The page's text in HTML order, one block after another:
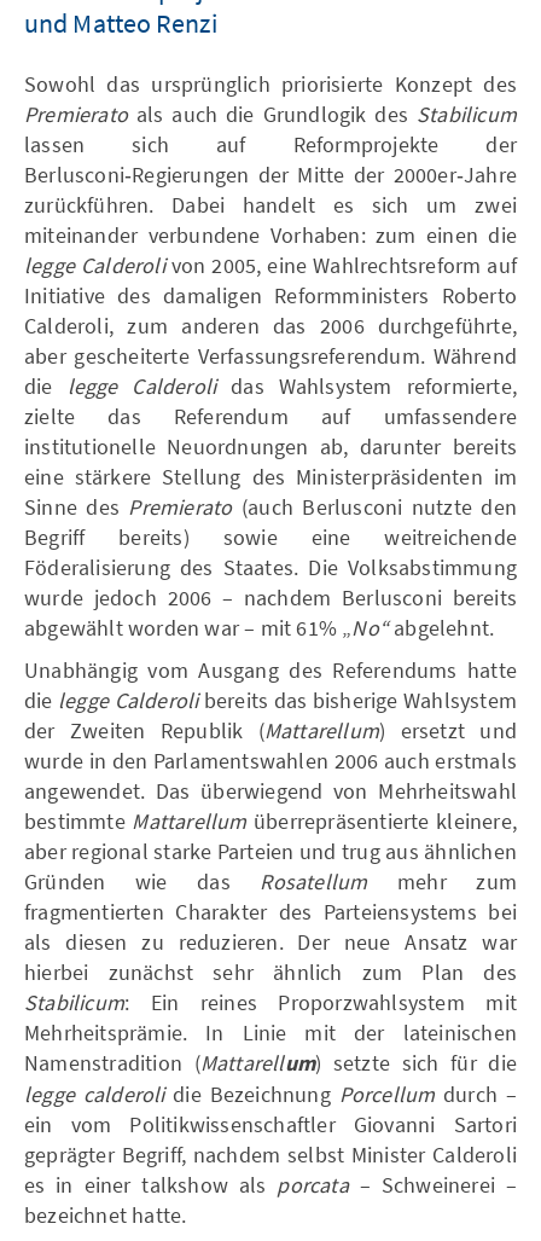
und Matteo Renzi
Sowohl das ursprünglich priorisierte Konzept des
Premieratoals auch die Grundlogik des Stabilicum
lassen sich auf Reformprojekte der
Berlusconi‑Regierungen der Mitte der 2000er‑Jahre
zurückführen. Dabei handelt es sich um zwei
miteinander verbundene Vorhaben: zum einen die
legge Calderolivon 2005, eine Wahlrechtsreform auf
Initiative des damaligen Reformministers Roberto
Calderoli, zum anderen das 2006 durchgeführte,
aber gescheiterte Verfassungsreferendum. Während
die legge Calderolidas Wahlsystem reformierte,
zielte das Referendum auf umfassendere
institutionelle Neuordnungen ab, darunter bereits
eine stärkere Stellung des Ministerpräsidenten im
Sinne des Premierato(auch Berlusconi nutzte den
Begriff bereits) sowie eine weitreichende
Föderalisierung des Staates. Die Volksabstimmung
wurde jedoch 2006 – nachdem Berlusconi bereits
abgewählt worden war – mit 61% „No“abgelehnt.
Unabhängig vom Ausgang des Referendums hatte
die legge Calderolibereits das bisherige Wahlsystem
der Zweiten Republik (Mattarellum) ersetzt und
wurde in den Parlamentswahlen 2006 auch erstmals
angewendet. Das überwiegend von Mehrheitswahl
bestimmte Mattarellum überrepräsentierte kleinere,
aber regional starke Parteien und trug aus ähnlichen
Gründen wie das Rosatellum mehr zum
fragmentierten Charakter des Parteiensystems bei
als diesen zu reduzieren. Der neue Ansatz war
hierbei zunächst sehr ähnlich zum Plan des
Stabilicum: Ein reines Proporzwahlsystem mit
Mehrheitsprämie. In Linie mit der lateinischen
Namenstradition (Mattarellum) setzte sich für die
legge calderolidie Bezeichnung Porcellum durch –
ein vom Politikwissenschaftler Giovanni Sartori
geprägter Begriff, nachdem selbst Minister Calderoli
es in einer talkshow als porcata– Schweinerei –
bezeichnet hatte.